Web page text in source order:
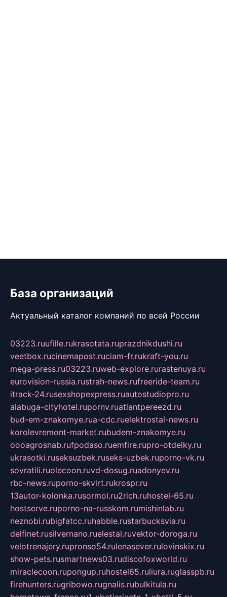
База организаций
Актуальный каталог компаний по всей России
03223.ruufille.rukrasotata.ruprazdnikdushi.ru
veetbox.rucinemapost.ruciam-fr.rukraft-you.ru
mega-press.ru03223.ruweb-explore.rurastenuya.ru
eurovision-russia.rustrah-news.rufreeride-team.ru
itrack-24.rusexshopexpress.ruautostudiopro.ru
alabuga-cityhotel.rupornv.ruatlantpereezd.ru
bud-em-znakomye.rua-cdc.ruelektrostal-news.ru
korolevremont-market.rubudem-znakomye.ru
oooagrosnab.rufpodaso.ruemfire.rupro-otdelky.ru
ukrasotki.ruseksuzbek.ruseks-uzbek.ruporno-vk.ru
sovratili.ruolecoon.ruvd-dosug.ruadonyev.ru
rbc-news.ruporno-skvirt.rukrospr.ru
13autor-kolonka.rusormol.ru2rich.ruhostel-65.ru
hostserve.ruporno-na-russkom.rumishinlab.ru
neznobi.rubigfatcc.ruhabble.rustarbucksvia.ru
delfinet.rusilvernano.ruelestal.ruvektor-doroga.ru
velotrenajery.rupronso54.rulenasever.rulovinskix.ru
show-pets.rusmartnews03.rudiscofoxworld.ru
miraclecoon.rupongup.ruhostel65.ruliura.ruglasspb.ru
firehunters.rugribowo.rugnalis.rubulkitula.ru